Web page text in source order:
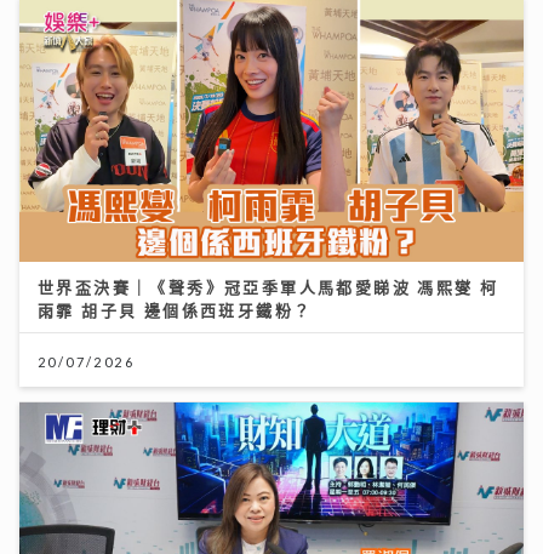
世界盃決賽｜《聲秀》冠亞季軍人馬都愛睇波 馮熙燮 柯
雨霏 胡子貝 邊個係西班牙鐵粉？
20/07/2026